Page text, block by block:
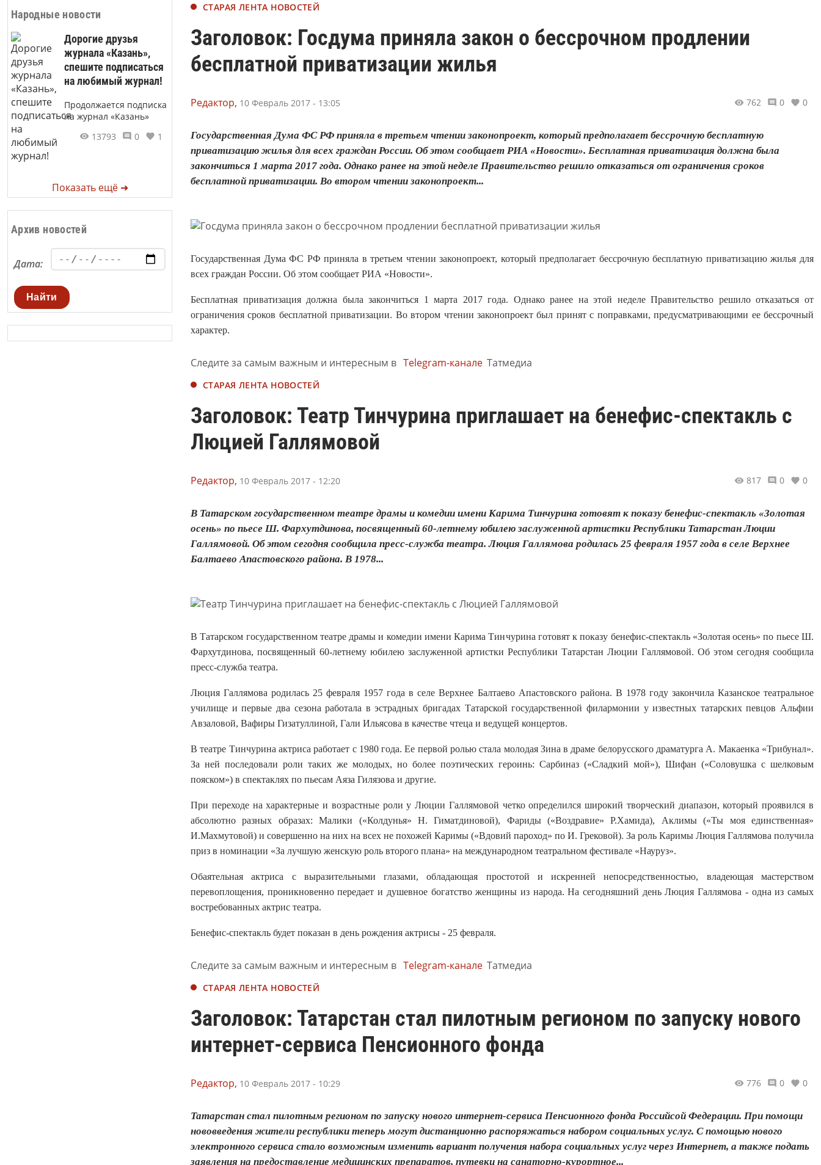
Народные новости
Дорогие друзья
журнала «Казань»,
спешите подписаться
на любимый журнал!
Продолжается подписка
на журнал «Казань»
13793
0 1
Показать ещё ➜
Архив новостей
Дата:
Найти
СТАРАЯ ЛЕНТА НОВОСТЕЙ
Заголовок: Госдума приняла закон о бессрочном продлении
бесплатной приватизации жилья
Редактор, 10 Февраль 2017 - 13:05 762 0 0
Государственная Дума ФС РФ приняла в третьем чтении законопроект, который предполагает бессрочную бесплатную
приватизацию жилья для всех граждан России. Об этом сообщает РИА «Новости». Бесплатная приватизация должна была
закончиться 1 марта 2017 года. Однако ранее на этой неделе Правительство решило отказаться от ограничения сроков
бесплатной приватизации. Во втором чтении законопроект...
Государственная Дума ФС РФ приняла в третьем чтении законопроект, который предполагает бессрочную бесплатную приватизацию жилья для
всех граждан России. Об этом сообщает РИА «Новости».
Бесплатная приватизация должна была закончиться 1 марта 2017 года. Однако ранее на этой неделе Правительство решило отказаться от
ограничения сроков бесплатной приватизации. Во втором чтении законопроект был принят с поправками, предусматривающими ее бессрочный
характер.
Следите за самым важным и интересным в Telegram-канале Татмедиа
СТАРАЯ ЛЕНТА НОВОСТЕЙ
Заголовок: Театр Тинчурина приглашает на бенефис-спектакль с
Люцией Галлямовой
Редактор, 10 Февраль 2017 - 12:20 817 0 0
В Татарском государственном театре драмы и комедии имени Карима Тинчурина готовят к показу бенефис-спектакль «Золотая
осень» по пьесе Ш. Фархутдинова, посвященный 60-летнему юбилею заслуженной артистки Республики Татарстан Люции
Галлямовой. Об этом сегодня сообщила пресс-служба театра. Люция Галлямова родилась 25 февраля 1957 года в селе Верхнее
Балтаево Апастовского района. В 1978...
В Татарском государственном театре драмы и комедии имени Карима Тинчурина готовят к показу бенефис-спектакль «Золотая осень» по пьесе Ш.
Фархутдинова, посвященный 60-летнему юбилею заслуженной артистки Республики Татарстан Люции Галлямовой. Об этом сегодня сообщила
пресс-служба театра.
Люция Галлямова родилась 25 февраля 1957 года в селе Верхнее Балтаево Апастовского района. В 1978 году закончила Казанское театральное
училище и первые два сезона работала в эстрадных бригадах Татарской государственной филармонии у известных татарских певцов Альфии
Авзаловой, Вафиры Гизатуллиной, Гали Ильясова в качестве чтеца и ведущей концертов.
В театре Тинчурина актриса работает с 1980 года. Ее первой ролью стала молодая Зина в драме белорусского драматурга А. Макаенка «Трибунал».
За ней последовали роли таких же молодых, но более поэтических героинь: Сарбиназ («Сладкий мой»), Шифан («Соловушка с шелковым
пояском») в спектаклях по пьесам Аяза Гилязова и другие.
При переходе на характерные и возрастные роли у Люции Галлямовой четко определился широкий творческий диапазон, который проявился в
абсолютно разных образах: Малики («Колдунья» Н. Гиматдиновой), Фариды («Воздравие» Р.Хамида), Аклимы («Ты моя единственная»
И.Махмутовой) и совершенно на них на всех не похожей Каримы («Вдовий пароход» по И. Грековой). За роль Каримы Люция Галлямова получила
приз в номинации «За лучшую женскую роль второго плана» на международном театральном фестивале «Науруз».
Обаятельная актриса с выразительными глазами, обладающая простотой и искренней непосредственностью, владеющая мастерством
перевоплощения, проникновенно передает и душевное богатство женщины из народа. На сегодняшний день Люция Галлямова - одна из самых
востребованных актрис театра.
Бенефис-спектакль будет показан в день рождения актрисы - 25 февраля.
Следите за самым важным и интересным в Telegram-канале Татмедиа
СТАРАЯ ЛЕНТА НОВОСТЕЙ
Заголовок: Татарстан стал пилотным регионом по запуску нового
интернет-сервиса Пенсионного фонда
Редактор, 10 Февраль 2017 - 10:29 776 0 0
Татарстан стал пилотным регионом по запуску нового интернет-сервиса Пенсионного фонда Российсой Федерации. При помощи
нововведения жители республики теперь могут дистанционно распоряжаться набором социальных услуг. С помощью нового
электронного сервиса стало возможным изменить вариант получения набора социальных услуг через Интернет, а также подать
заявления на предоставление медицинских препаратов, путевки на санаторно-курортное...